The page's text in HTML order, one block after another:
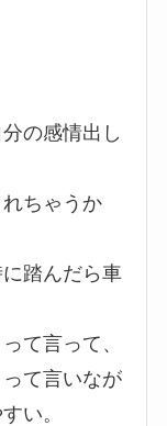
の感情出し
ちゃうか
踏んだら車
て言って、
て言いなが
い。